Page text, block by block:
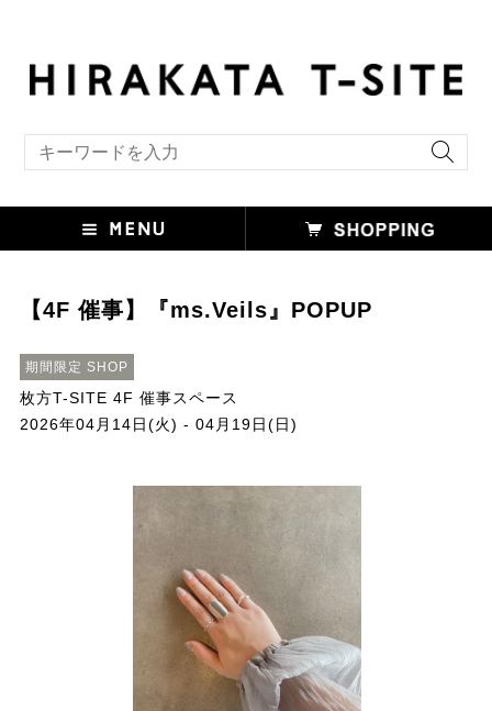
【4F 催事】『ms.Veils』POPUP
期間限定 SHOP
枚方T-SITE 4F 催事スペース
2026年04月14日(火) - 04月19日(日)